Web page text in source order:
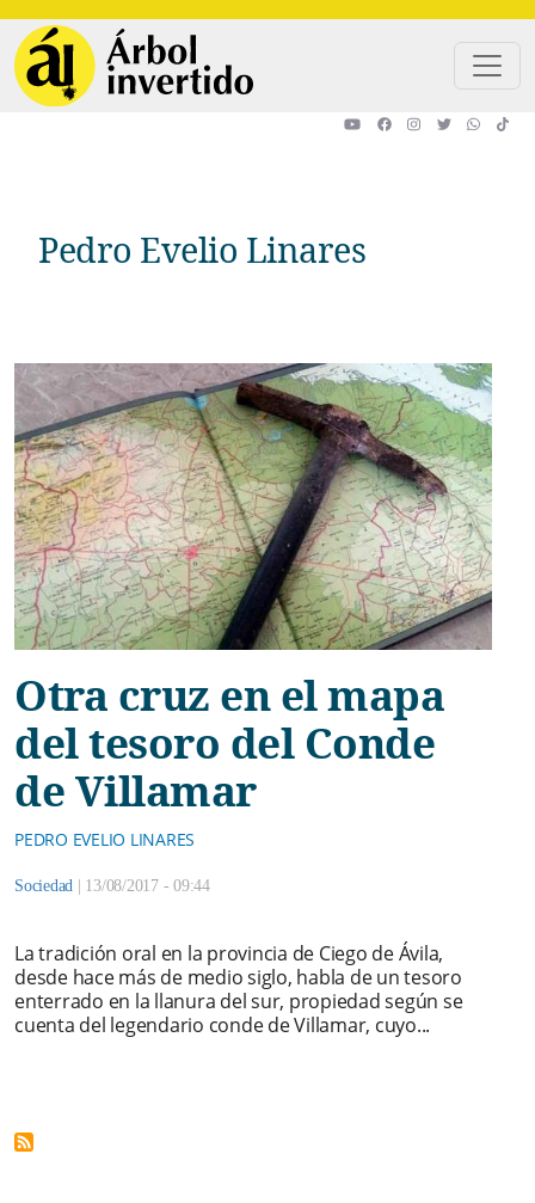
Pedro Evelio Linares
Otra cruz en el mapa
del tesoro del Conde
de Villamar
PEDRO EVELIO LINARES
Sociedad | 13/08/2017 - 09:44
La tradición oral en la provincia de Ciego de Ávila,
desde hace más de medio siglo, habla de un tesoro
enterrado en la llanura del sur, propiedad según se
cuenta del legendario conde de Villamar, cuyo...